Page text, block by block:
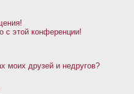
с этой конференции!
моих друзей и недругов?